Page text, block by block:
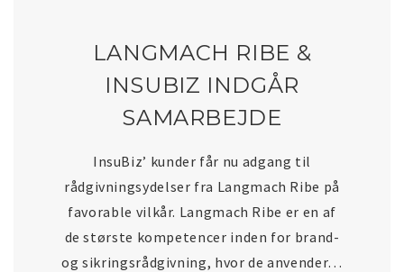
LANGMACH RIBE &
INSUBIZ INDGÅR
SAMARBEJDE
InsuBiz’ kunder får nu adgang til
rådgivningsydelser fra Langmach Ribe på
favorable vilkår. Langmach Ribe er en af
de største kompetencer inden for brand-
og sikringsrådgivning, hvor de anvender…